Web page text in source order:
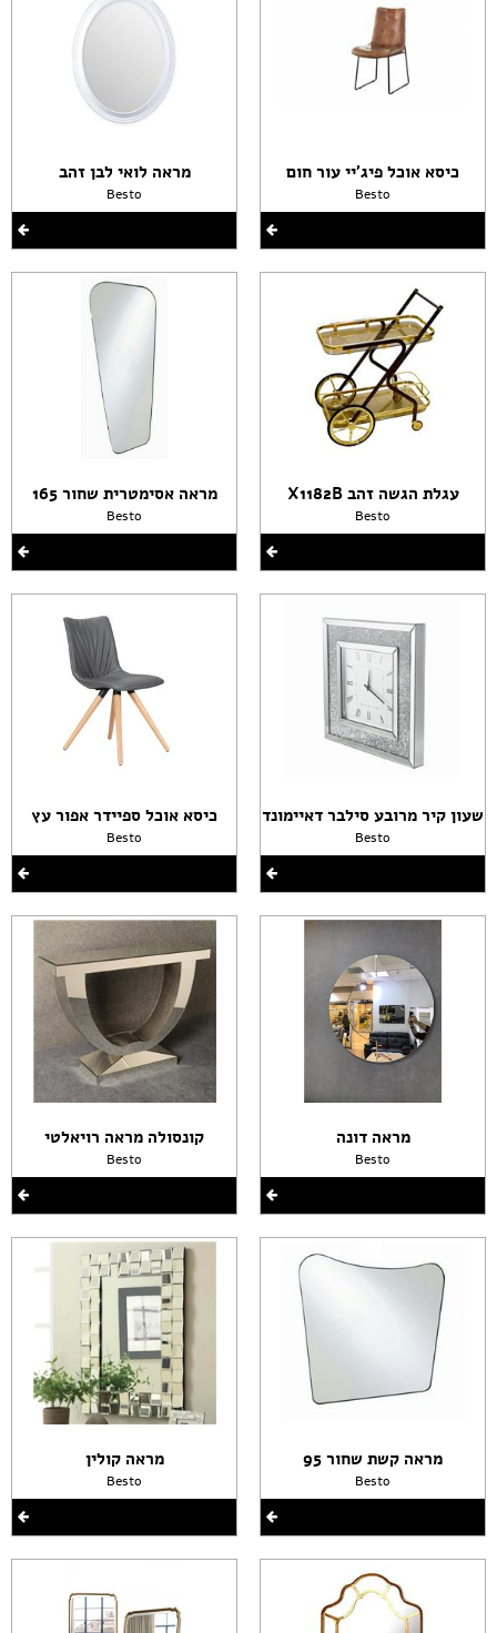
כיסא אוכל פיג'יי עור חום
Besto
עגלת הגשה זהב X1182B
Besto
שעון קיר מרובע סילבר דאיימונד
Besto
מראה דונה
Besto
מראה קשת שחור 95
Besto
מראה לואי לבן זהב
Besto
מראה אסימטרית שחור 165
Besto
כיסא אוכל ספיידר אפור עץ
Besto
קונסולה מראה רויאלטי
Besto
מראה קולין
Besto